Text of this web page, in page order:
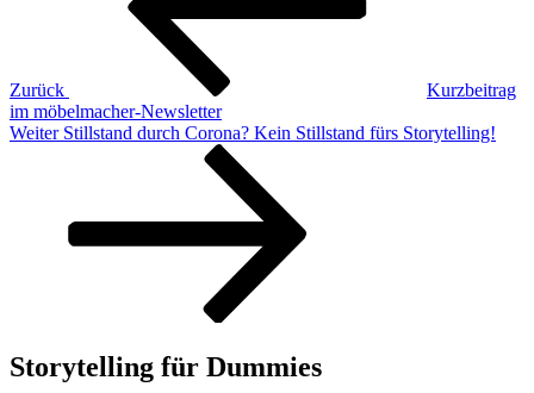
Zurück
Kurzbeitrag
im möbelmacher-Newsletter
Nächster
Weiter Stillstand durch Corona? Kein Stillstand fürs Storytelling!
Storytelling für Dummies